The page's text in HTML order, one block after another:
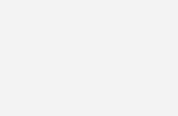
durch vorinstallierte
und Ausdehnungsgefäß,